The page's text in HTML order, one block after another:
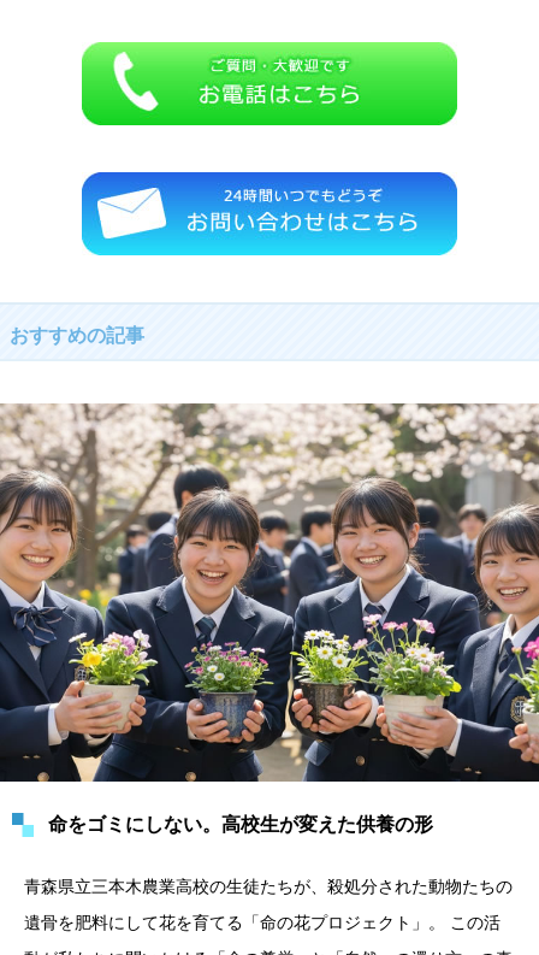
おすすめの記事
命をゴミにしない。高校生が変えた供養の形
青森県立三本木農業高校の生徒たちが、殺処分された動物たちの
遺骨を肥料にして花を育てる「命の花プロジェクト」。 この活